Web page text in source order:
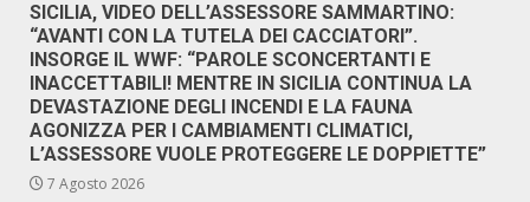
SICILIA, VIDEO DELL’ASSESSORE SAMMARTINO:
“AVANTI CON LA TUTELA DEI CACCIATORI”.
INSORGE IL WWF: “PAROLE SCONCERTANTI E
INACCETTABILI! MENTRE IN SICILIA CONTINUA LA
DEVASTAZIONE DEGLI INCENDI E LA FAUNA
AGONIZZA PER I CAMBIAMENTI CLIMATICI,
L’ASSESSORE VUOLE PROTEGGERE LE DOPPIETTE”
7 Agosto 2026